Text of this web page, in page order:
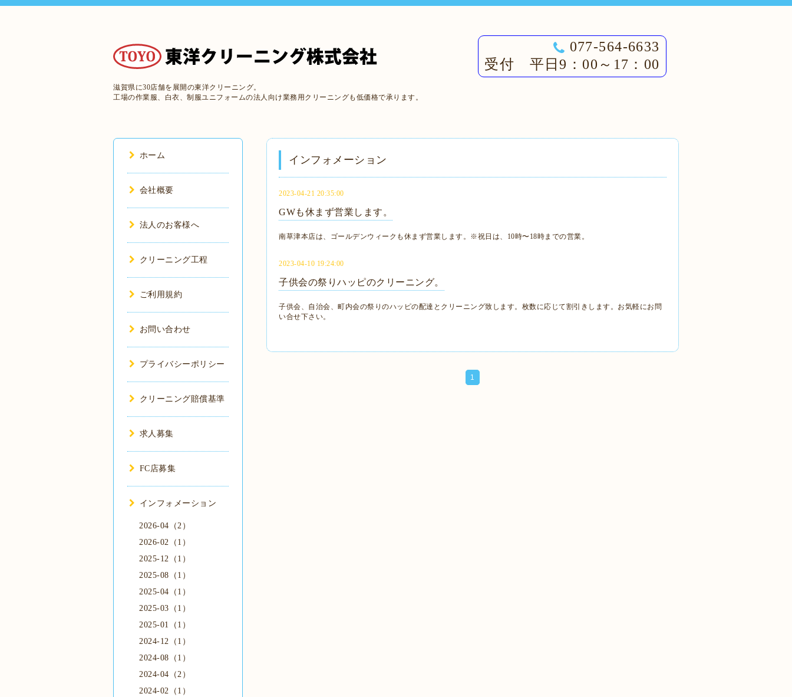
滋賀県に30店舗を展開の東洋クリーニング。
工場の作業服、白衣、制服ユニフォームの法人向け業務用クリーニングも低価格で承ります。
077-564-6633
受付 平日9：00～17：00
インフォメーション
2023-04-21 20:35:00
GWも休まず営業します。
南草津本店は、ゴールデンウィークも休まず営業します。※祝日は、10時〜18時までの営業。
2023-04-10 19:24:00
子供会の祭りハッピのクリーニング。
子供会、自治会、町内会の祭りのハッピの配達とクリーニング致します。枚数に応じて割引きします。お気軽にお問
い合せ下さい。
1
ホーム
会社概要
法人のお客様へ
クリーニング工程
ご利用規約
お問い合わせ
プライバシーポリシー
クリーニング賠償基準
求人募集
FC店募集
インフォメーション
2026-04（2）
2026-02（1）
2025-12（1）
2025-08（1）
2025-04（1）
2025-03（1）
2025-01（1）
2024-12（1）
2024-08（1）
2024-04（2）
2024-02（1）